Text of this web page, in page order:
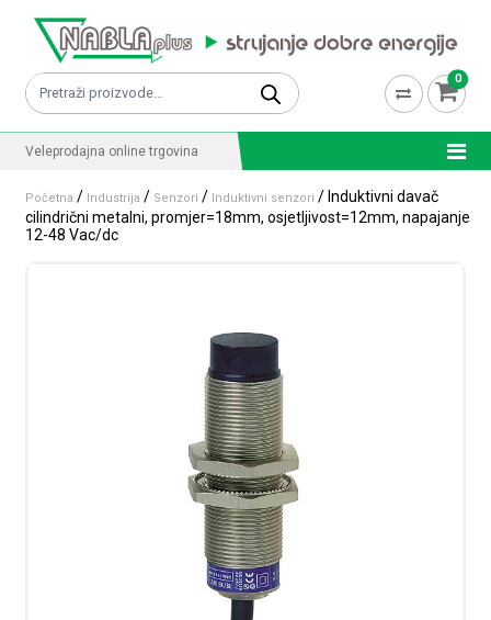
Pretraži: 0
Veleprodajna online trgovina
Početna / Industrija / Senzori / Induktivni senzori / Induktivni davač
cilindrični metalni, promjer=18mm, osjetljivost=12mm, napajanje
12-48 Vac/dc